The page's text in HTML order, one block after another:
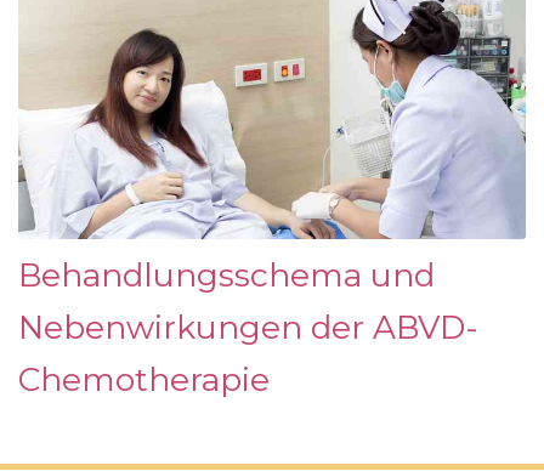
Behandlungsschema und
Nebenwirkungen der ABVD-
Chemotherapie